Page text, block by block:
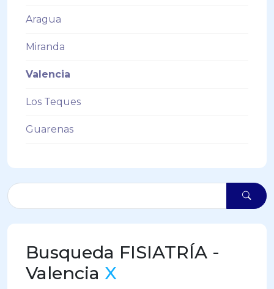
Aragua
Miranda
Valencia
Los Teques
Guarenas
Busqueda FISIATRÍA -
Valencia X